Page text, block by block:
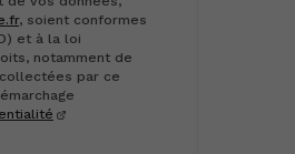
, soient conformes
et à la loi
notamment de
par ce